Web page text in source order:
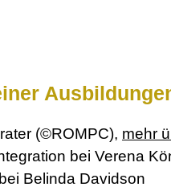
(©ROMPC), mehr
bei Verena
Belinda Davidson